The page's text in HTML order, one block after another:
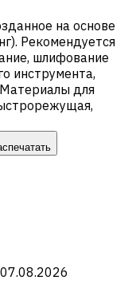
на основе
Рекомендуется
шлифование
инструмента,
для
07.08.2026